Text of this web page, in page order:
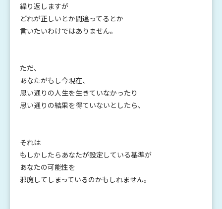
繰り返しますが
どれが正しいとか間違ってるとか
言いたいわけではありません。
ただ、
あなたがもし今現在、
思い通りの人生を生きていなかったり
思い通りの結果を得ていないとしたら、
それは
もしかしたらあなたが設定している基準が
あなたの可能性を
邪魔してしまっているのかもしれません。